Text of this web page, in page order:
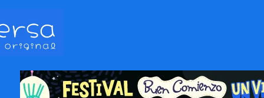
original